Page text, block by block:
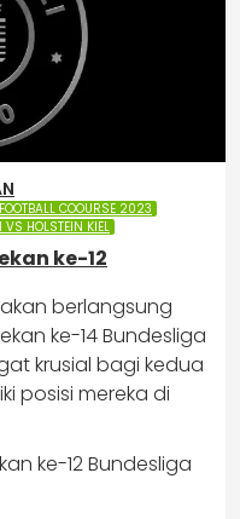
FOOTBALL COOURSE 2023
VS HOLSTEIN KIEL
ke-12
berlangsung
ke-14 Bundesliga
krusial bagi kedua
posisi mereka di